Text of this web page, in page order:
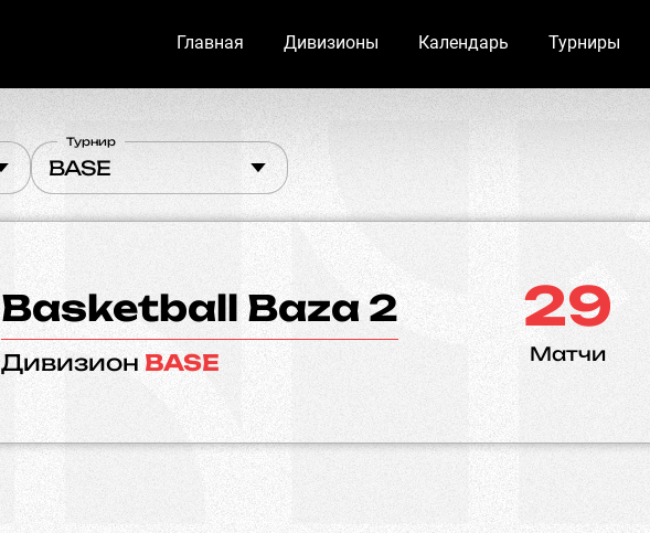
Главная Дивизионы Календарь Турниры
BASE
Турнир
Basketball Baza 2
Дивизион BASE
29
Матчи